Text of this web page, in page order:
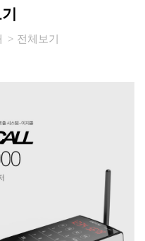
전체보기